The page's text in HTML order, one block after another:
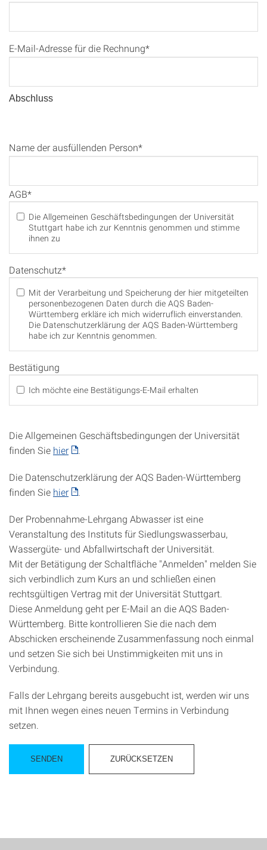
E-Mail-Adresse für die Rechnung*
Abschluss
Name der ausfüllenden Person*
AGB*
Die Allgemeinen Geschäftsbedingungen der Universität
Stuttgart habe ich zur Kenntnis genommen und stimme
ihnen zu
Datenschutz*
Mit der Verarbeitung und Speicherung der hier mitgeteilten
personenbezogenen Daten durch die AQS Baden-
Württemberg erkläre ich mich widerruflich einverstanden.
Die Datenschutzerklärung der AQS Baden-Württemberg
habe ich zur Kenntnis genommen.
Bestätigung
Ich möchte eine Bestätigungs-E-Mail erhalten
Die Allgemeinen Geschäftsbedingungen der Universität
finden Sie hier
Die Datenschutzerklärung der AQS Baden-Württemberg
finden Sie hier
Der Probennahme-Lehrgang Abwasser ist eine
Veranstaltung des Instituts für Siedlungswasserbau,
Wassergüte- und Abfallwirtschaft der Universität.
Mit der Betätigung der Schaltfläche "Anmelden" melden Sie
sich verbindlich zum Kurs an und schließen einen
rechtsgültigen Vertrag mit der Universität Stuttgart.
Diese Anmeldung geht per E-Mail an die AQS Baden-
Württemberg. Bitte kontrollieren Sie die nach dem
Abschicken erscheinende Zusammenfassung noch einmal
und setzen Sie sich bei Unstimmigkeiten mit uns in
Verbindung.
Falls der Lehrgang bereits ausgebucht ist, werden wir uns
mit Ihnen wegen eines neuen Termins in Verbindung
setzen.